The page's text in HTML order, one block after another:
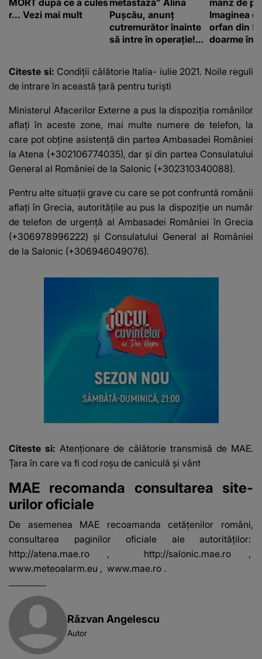
MORT după ce a cules
r... Vezi mai mult
metastază” Alina
Pușcău, anunț
cutremurător înainte
să intre în operație!
fanilor
mânz de
Imaginea
orfan din
doarme în
Citeste si: Condiții călătorie Italia- iulie 2021. Noile reguli
de intrare în această țară pentru turiști
Ministerul Afacerilor Externe a pus la dispoziția românilor
aflați în aceste zone, mai multe numere de telefon, la
care pot obține asistență din partea Ambasadei României
la Atena (+302106774035), dar și din partea Consulatului
General al României de la Salonic (+302310340088).
Pentru alte situații grave cu care se pot confruntă românii
aflați în Grecia, autoritățile au pus la dispoziție un număr
de telefon de urgenţă al Ambasadei României în Grecia
(+306978996222) şi Consulatului General al României
de la Salonic (+306946049076).
Citeste si:Atenționare de călătorie transmisă de MAE.
Țara în care va fi cod roșu de caniculă și vânt
MAE recomanda consultarea site-
urilor oficiale
De asemenea MAE recoamanda cetățenilor români,
consultarea paginilor oficiale ale autorităților:
http://atena.mae.ro , http://salonic.mae.ro ,
www.meteoalarm.eu , www.mae.ro .
Răzvan Angelescu
Autor